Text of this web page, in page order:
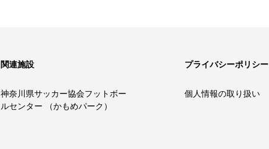
関連施設
神奈川県サッカー協会フットボー
ルセンター （かもめパーク）
プライバシーポリシー
個人情報の取り扱い